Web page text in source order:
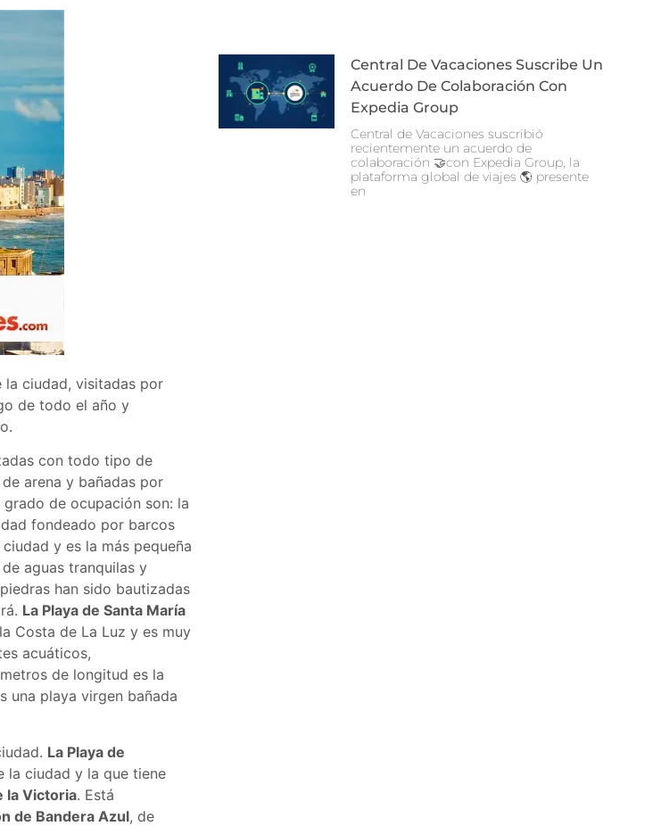
la ciudad, visitadas por
de todo el año y
con todo tipo de
arena y bañadas por
de ocupación son: la
fondeado por barcos
y es la más pequeña
aguas tranquilas y
han sido bautizadas
La Playa de Santa María
Costa de La Luz y es muy
acuáticos,
de longitud es la
una playa virgen bañada
La Playa de
la ciudad y la que tiene
la Victoria. Está
de Bandera Azul, de
Central De Vacaciones Suscribe Un
Acuerdo De Colaboración Con
Expedia Group
Central de Vacaciones suscribió
recientemente un acuerdo de
colaboración 🤝con Expedia Group, la
plataforma global de viajes 🌎 presente
en